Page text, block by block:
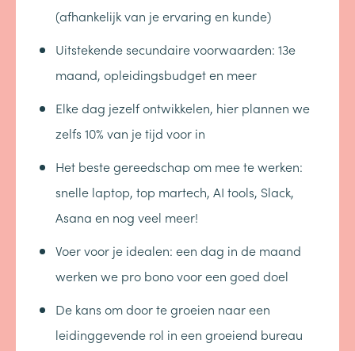
(afhankelijk van je ervaring en kunde)
Uitstekende secundaire voorwaarden: 13e
maand, opleidingsbudget en meer
Elke dag jezelf ontwikkelen, hier plannen we
zelfs 10% van je tijd voor in
Het beste gereedschap om mee te werken:
snelle laptop, top martech, AI tools, Slack,
Asana en nog veel meer!
Voer voor je idealen: een dag in de maand
werken we pro bono voor een goed doel
De kans om door te groeien naar een
leidinggevende rol in een groeiend bureau